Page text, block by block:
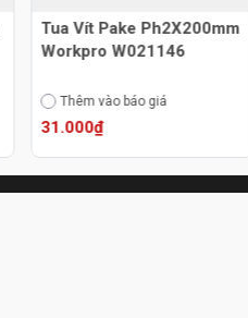
Tua Vít Pake Ph2X200mm
Workpro W021146
Thêm vào báo giá
31.000₫